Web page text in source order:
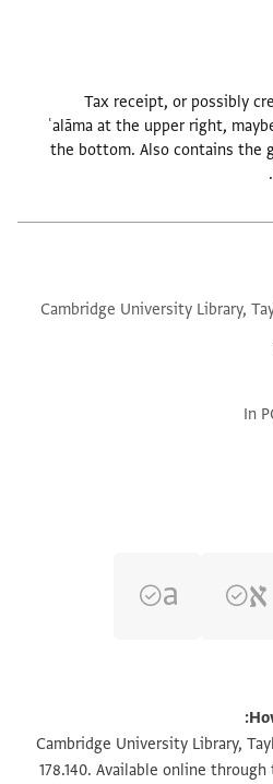
Tax receipt, or possibly
ʿalāma at the upper right,
the bottom. Also contains the
Cambridge University Library,
In
T-S
Cambridge University Library,
178.140. Available online